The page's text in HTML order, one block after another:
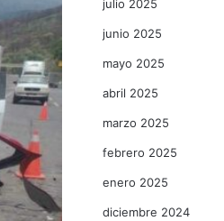
julio 2025
junio 2025
mayo 2025
abril 2025
marzo 2025
febrero 2025
enero 2025
diciembre 2024